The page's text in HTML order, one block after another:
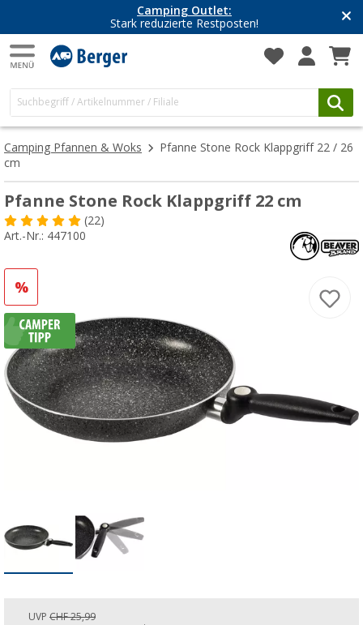
Camping Outlet:
Stark reduzierte Restposten!
Camping Pfannen & Woks
Pfanne Stone Rock Klappgriff 22 / 26
cm
Pfanne Stone Rock Klappgriff 22 cm
(22)
Art.-Nr.: 447100
%
UVP CHF 25,99